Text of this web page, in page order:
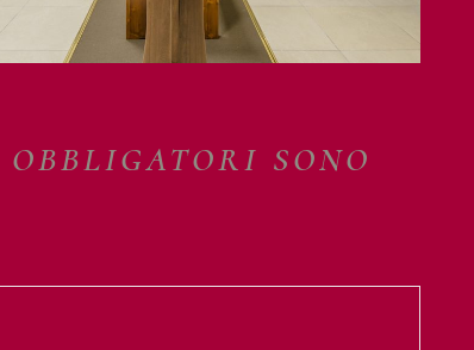
SONO